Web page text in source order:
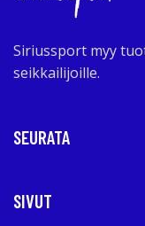
Siriussport myy
seikkailijoille.
SEURATA
SIVUT